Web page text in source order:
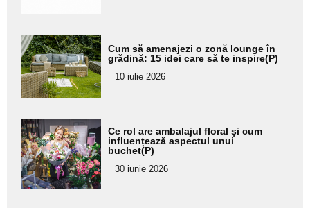
Adaugă
aici textul
pentru
subtitlu
Cum să amenajezi o zonă lounge în
grădină: 15 idei care să te inspire(P)
10 iulie 2026
Adaugă
aici textul
pentru
subtitlu
Ce rol are ambalajul floral și cum
influențează aspectul unui
buchet(P)
30 iunie 2026